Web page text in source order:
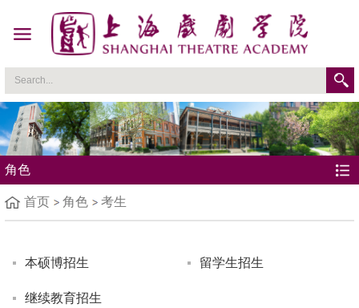
角色
首页 角色 考生
本硕博招生 留学生招生
继续教育招生